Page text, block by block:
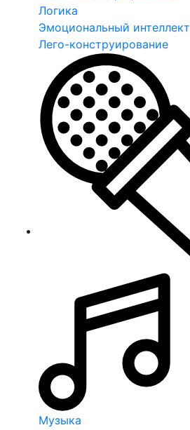
Логика
Эмоциональный интеллект
Лего-конструирование
Музыка